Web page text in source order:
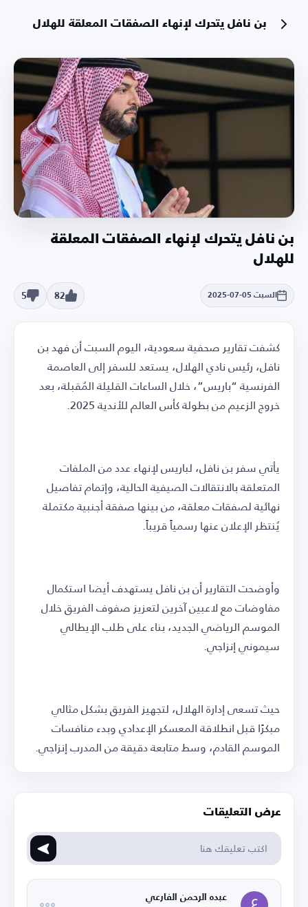
بن نافل يتحرك لإنهاء الصفقات المعلقة للهلال
بن نافل يتحرك لإنهاء الصفقات المعلقة
للهلال
السبت 05-07-2025 82
5
كشفت تقارير صحفية سعودية، اليوم السبت أن فهد بن
نافل، رئيس نادي الهلال، يستعد للسفر إلى العاصمة
الفرنسية “باريس”، خلال الساعات القليلة المُقبلة، بعد
خروج الزعيم من بطولة كأس العالم للأندية 2025.
يأتي سفر بن نافل، لباريس لإنهاء عدد من الملفات
المتعلقة بالانتقالات الصيفية الحالية، وإتمام تفاصيل
نهائية لصفقات معلقة، من بينها صفقة أجنبية مكتملة
يُنتظر الإعلان عنها رسمياً قريباً.
وأوضحت التقارير أن بن نافل يستهدف أيضا استكمال
مفاوضات مع لاعبين آخرين لتعزيز صفوف الفريق خلال
الموسم الرياضي الجديد، بناء على طلب الإيطالي
سيموني إنزاجي.
حيث تسعى إدارة الهلال، لتجهيز الفريق بشكل مثالي
مبكرًا قبل انطلاقة المعسكر الإعدادي وبدء منافسات
الموسم القادم، وسط متابعة دقيقة من المدرب إنزاجي.
عرض التعليقات
عبده الرحمن الفارعي